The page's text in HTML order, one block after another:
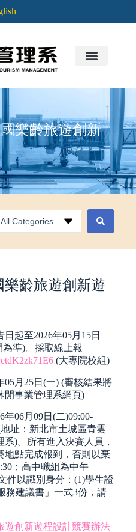
樂齡旅遊創新
樂齡旅遊創新遊
起至2026年05月15日
為準)。採取線上報
(大專院校組)
05月25日(一) (審核結果將
閒事業管理系網頁)
06月09日(二)09:00-
址：新北市土城區青雲
)。所有進入決賽人員，
地點完成報到，否則以棄
；高中職組為中午
件以識別身分：(1)學生證
務建議書」一式3份，請
遊創新遊程設計競賽辦法